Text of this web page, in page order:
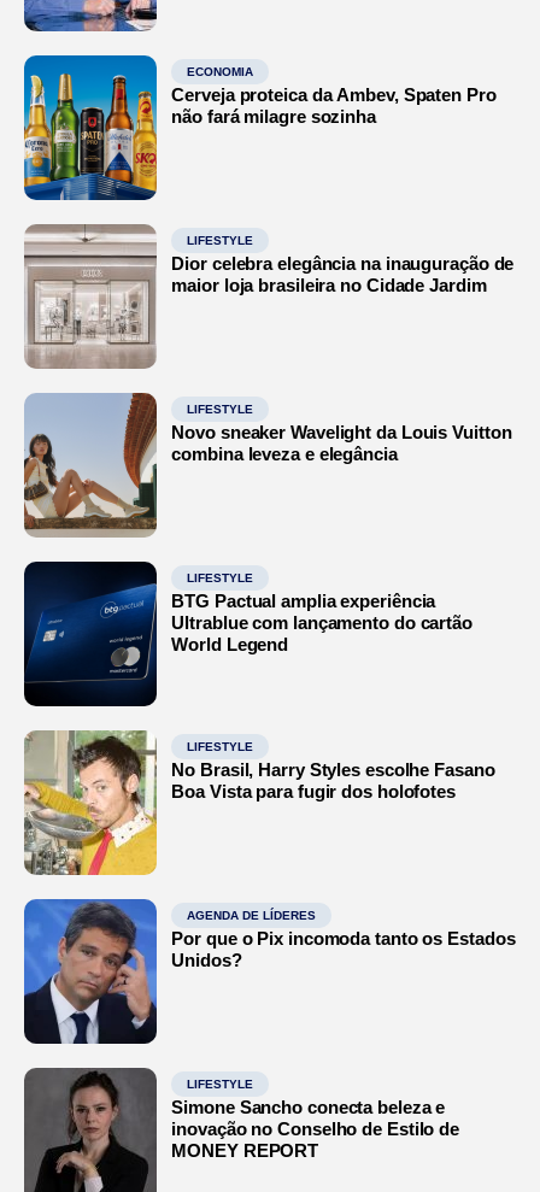
ECONOMIA
Cerveja proteica da Ambev, Spaten Pro
não fará milagre sozinha
LIFESTYLE
Dior celebra elegância na inauguração de
maior loja brasileira no Cidade Jardim
LIFESTYLE
Novo sneaker Wavelight da Louis Vuitton
combina leveza e elegância
LIFESTYLE
BTG Pactual amplia experiência
Ultrablue com lançamento do cartão
World Legend
LIFESTYLE
No Brasil, Harry Styles escolhe Fasano
Boa Vista para fugir dos holofotes
AGENDA DE LÍDERES
Por que o Pix incomoda tanto os Estados
Unidos?
LIFESTYLE
Simone Sancho conecta beleza e
inovação no Conselho de Estilo de
MONEY REPORT